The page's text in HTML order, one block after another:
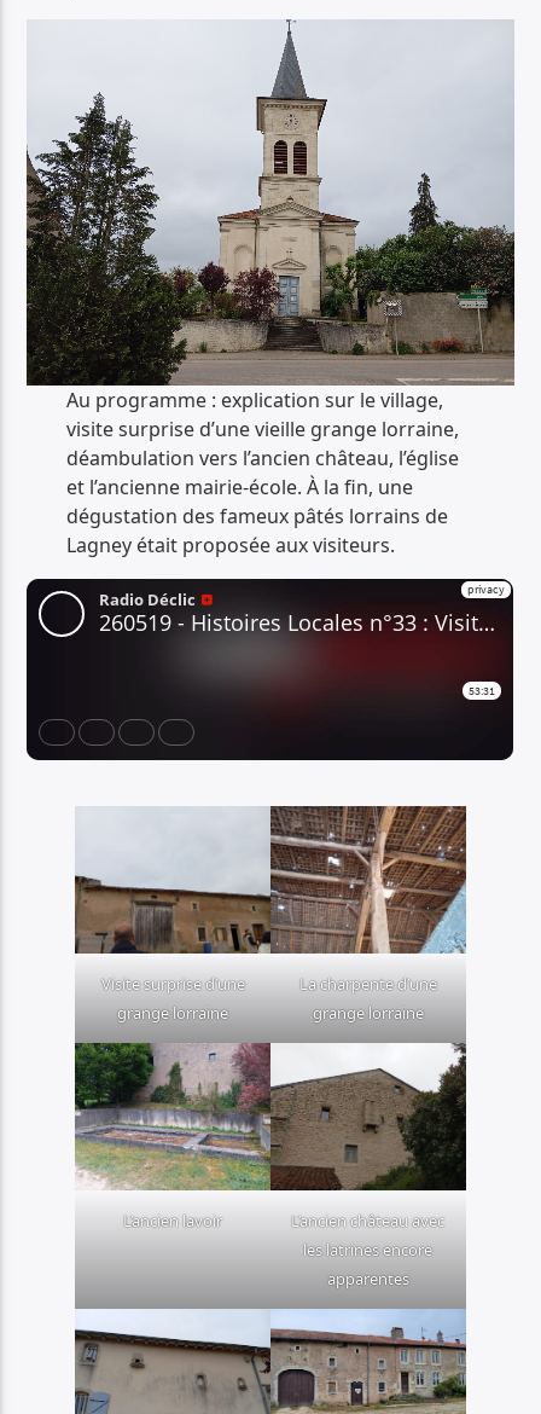
Au programme : explication sur le village,
visite surprise d’une vieille grange lorraine,
déambulation vers l’ancien château, l’église
et l’ancienne mairie-école. À la fin, une
dégustation des fameux pâtés lorrains de
Lagney était proposée aux visiteurs.
Visite surprise d’une
grange lorraine
La charpente d’une
grange lorraine
L’ancien lavoir
L’ancien château avec
les latrines encore
apparentes